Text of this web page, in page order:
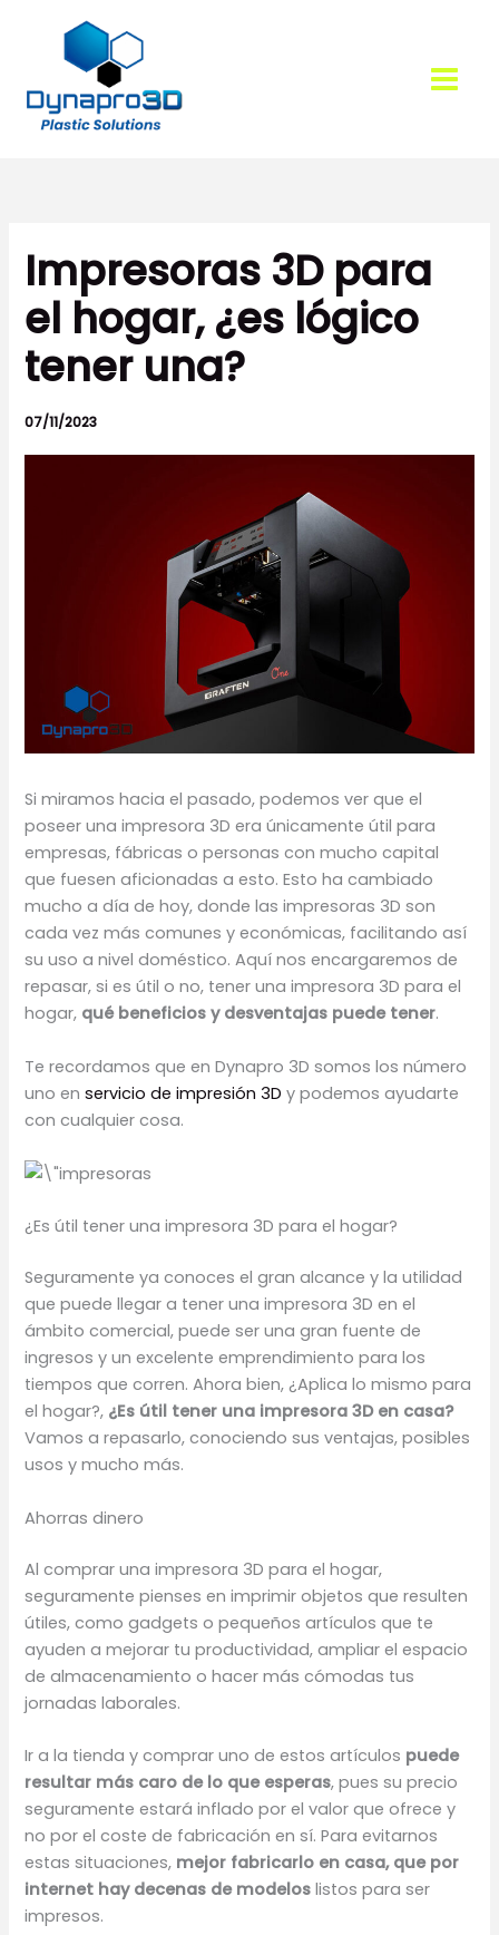
contenido
Impresoras 3D para
el hogar, ¿es lógico
tener una?
07/11/2023
Si miramos hacia el pasado, podemos ver que el
poseer una impresora 3D era únicamente útil para
empresas, fábricas o personas con mucho capital
que fuesen aficionadas a esto. Esto ha cambiado
mucho a día de hoy, donde las impresoras 3D son
cada vez más comunes y económicas, facilitando así
su uso a nivel doméstico. Aquí nos encargaremos de
repasar, si es útil o no, tener una impresora 3D para el
hogar, qué beneficios y desventajas puede tener.
Te recordamos que en Dynapro 3D somos los número
uno enservicio de impresión 3D y podemos ayudarte
con cualquier cosa.
¿Es útil tener una impresora 3D para el hogar?
Seguramente ya conoces el gran alcance y la utilidad
que puede llegar a tener una impresora 3D en el
ámbito comercial, puede ser una gran fuente de
ingresos y un excelente emprendimiento para los
tiempos que corren. Ahora bien, ¿Aplica lo mismo para
el hogar?, ¿Es útil tener una impresora 3D en casa?
Vamos a repasarlo, conociendo sus ventajas, posibles
usos y mucho más.
Ahorras dinero
Al comprar una impresora 3D para el hogar,
seguramente pienses en imprimir objetos que resulten
útiles, como gadgets o pequeños artículos que te
ayuden a mejorar tu productividad, ampliar el espacio
de almacenamiento o hacer más cómodas tus
jornadas laborales.
Ir a la tienda y comprar uno de estos artículos puede
resultar más caro de lo que esperas, pues su precio
seguramente estará inflado por el valor que ofrece y
no por el coste de fabricación en sí. Para evitarnos
estas situaciones, mejor fabricarlo en casa, que por
internet hay decenas de modeloslistos para ser
impresos.